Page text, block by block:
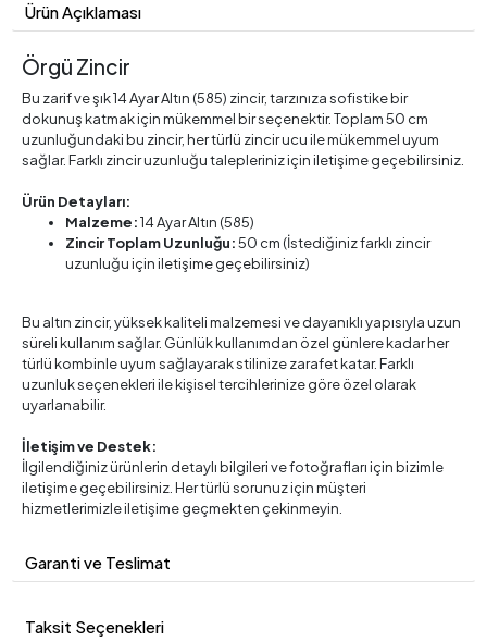
Ürün Açıklaması
Örgü Zincir
Bu zarif ve şık 14 Ayar Altın (585) zincir, tarzınıza sofistike bir
dokunuş katmak için mükemmel bir seçenektir. Toplam 50 cm
uzunluğundaki bu zincir, her türlü zincir ucu ile mükemmel uyum
sağlar. Farklı zincir uzunluğu talepleriniz için iletişime geçebilirsiniz.
Ürün Detayları:
Malzeme:14 Ayar Altın (585)
Zincir Toplam Uzunluğu:50 cm (İstediğiniz farklı zincir
uzunluğu için iletişime geçebilirsiniz)
Bu altın zincir, yüksek kaliteli malzemesi ve dayanıklı yapısıyla uzun
süreli kullanım sağlar. Günlük kullanımdan özel günlere kadar her
türlü kombinle uyum sağlayarak stilinize zarafet katar. Farklı
uzunluk seçenekleri ile kişisel tercihlerinize göre özel olarak
uyarlanabilir.
İletişim ve Destek:
İlgilendiğiniz ürünlerin detaylı bilgileri ve fotoğrafları için bizimle
iletişime geçebilirsiniz. Her türlü sorunuz için müşteri
hizmetlerimizle iletişime geçmekten çekinmeyin.
Garanti ve Teslimat
Taksit Seçenekleri